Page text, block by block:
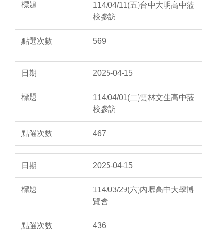
114/04/11(五)台中大明高中蒞
校參訪
569
2025-04-15
114/04/01(二)雲林文生高中蒞
校參訪
467
2025-04-15
114/03/29(六)內壢高中大學博
覽會
436